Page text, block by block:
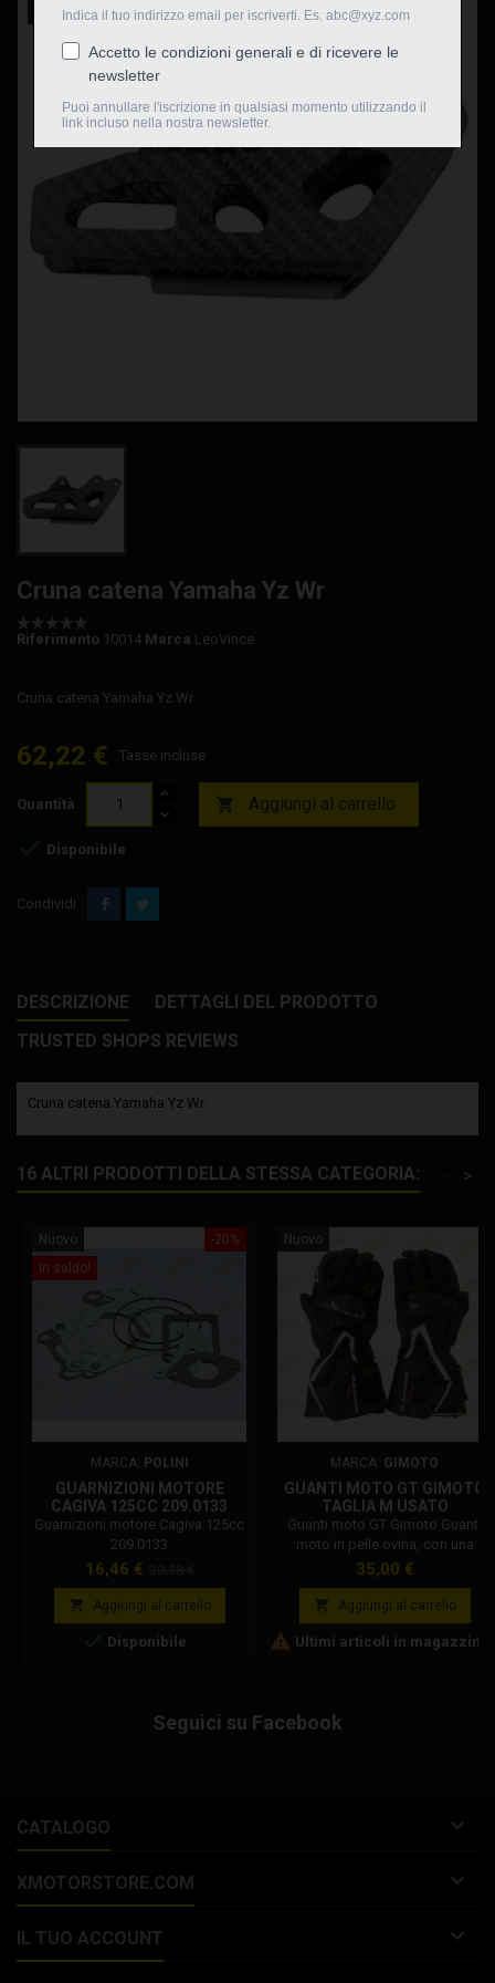
Nuovo
Cruna catena Yamaha Yz Wr
Riferimento 10014 Marca LeoVince
Cruna catena Yamaha Yz Wr
62,22 € Tasse incluse
Quantità  Aggiungi al carrello
 Disponibile
Condividi
DESCRIZIONE
DETTAGLI DEL PRODOTTO
TRUSTED SHOPS REVIEWS
Cruna catena Yamaha Yz Wr
16 ALTRI PRODOTTI DELLA STESSA CATEGORIA: >
-20%
Nuovo
In saldo!
MARCA: POLINI
GUARNIZIONI MOTORE
CAGIVA 125CC 209.0133
Guarnizioni motore Cagiva 125cc
209.0133
Prezzo
16,46 €
base
 Aggiungi al carrello
 Disponibile
Nuovo
MARCA: GIMOTO
GUANTI MOTO GT GIMOTO
TAGLIA M USATO
Guanti moto GT Gimoto Guanti
moto in pelle ovina, con una
protezione preformata su nocche
esterne. Presentano interno del
guanto consumato.
Prezzo
35,00 €
 Aggiungi al carrello
 Ultimi articoli in magazzino
Seguici su Facebook
CATALOGO 
XMOTORSTORE.COM 
IL TUO ACCOUNT 